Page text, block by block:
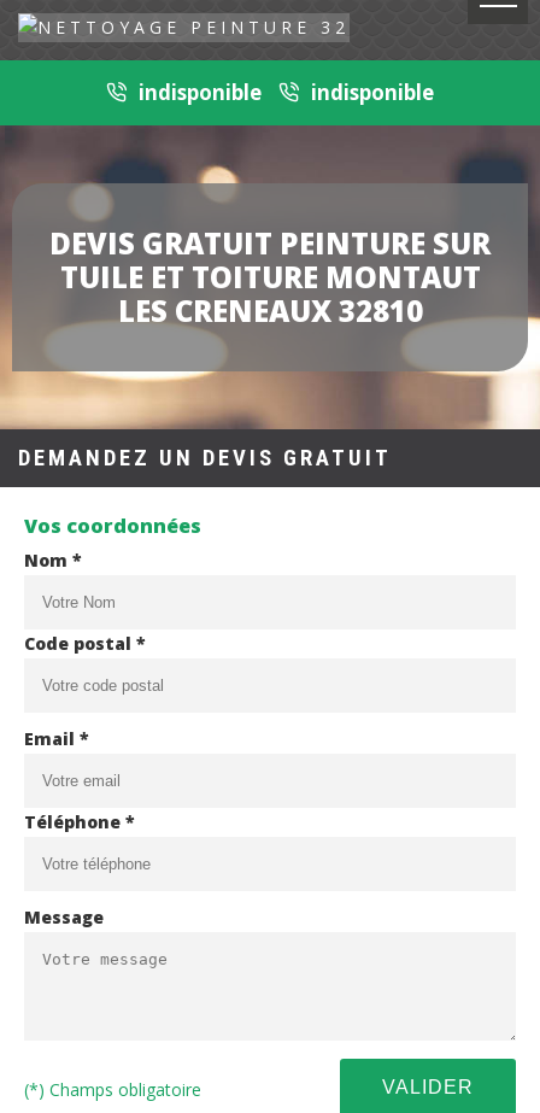
indisponible indisponible
DEVIS GRATUIT PEINTURE SUR
TUILE ET TOITURE MONTAUT
LES CRENEAUX 32810
DEMANDEZ UN DEVIS GRATUIT
Vos coordonnées
Nom *
Code postal *
Email *
Téléphone *
Message
(*) Champs obligatoire